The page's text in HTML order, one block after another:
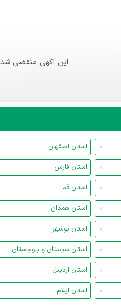
این آگهی منقضی
استان اصفهان
استان فارس
استان قم
استان همدان
استان بوشهر
استان سیستان و بلوچستان
استان اردبیل
استان ایلام